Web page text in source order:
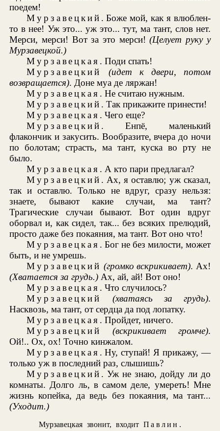
поедем!
Мурзавецкий . Боже мой, как я влюблен-
то в нее! Уж это... уж это... тут, ма тант, слов нет.
Мерси, мерси! Вот за это мерси!(Целует руку у
Мурзавецкой.)
Мурзавецкая . Поди спать!
Мурзавецкий
(идет к двери, потом
возвращается). Доне муа де ляржан!
Мурзавецкая . Не считаю нужным.
Мурзавецкий . Так прикажите принести!
Мурзавецкая . Чего еще?
Мурзавецкий . Енпё, маленький
флакончик и закусить. Вообразите, вчера до ночи
по болотам; страсть, ма тант, куска во рту не
было.
Мурзавецкая . А кто пари предлагал?
Мурзавецкий . Ах, я оставлю; уж сказал,
так и оставлю. Только не вдруг, сразу нельзя:
знаете, бывают какие случаи, ма тант?
Трагические случаи бывают. Вот один вдруг
оборвал и, как сидел, так... без всяких прелюдий,
просто даже без покаяния, ма тант. Вот оно что!
Мурзавецкая . Бог не без милости, может
быть, и не умрешь.
Мурзавецкий (громко вскрикивает). Ах!
(Хватается за грудь.) Ах, ай, ай! Вот оно!
Мурзавецкая . Что случилось?
Мурзавецкий
(хватаясь за грудь).
Насквозь, ма тант, от сердца да под лопатку.
Мурзавецкая . Пройдет, ничего.
Мурзавецкий
(вскрикивает громче).
Ой!.. Ох, ох! Точно кинжалом.
Мурзавецкая . Ну, ступай! Я прикажу, —
только уж в последний раз, слышишь?
Мурзавецкий . Уж не знаю, дойду ли до
комнаты. Долго ль, в самом деле, умереть! Мне
жизнь копейка, да ведь без покаяния, ма тант...
(Уходит.)
Мурзавецкая звонит, входитПавлин .